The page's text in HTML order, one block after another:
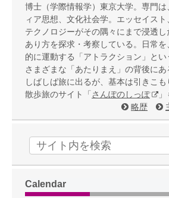
博士（学際情報学）東京大学。専門
ィア思想、文化社会学。エッセイスト
テクノロジーがその隅々にまで浸透
あり方を探求・考察している。日常
的に運動する「アトラクション」とい
さまざまな「あたりまえ」の背後にあ
しばしば旅に出るが、基本は引きこも
散歩旅のサイト「 さんぽのしっぽ
略歴
Calendar